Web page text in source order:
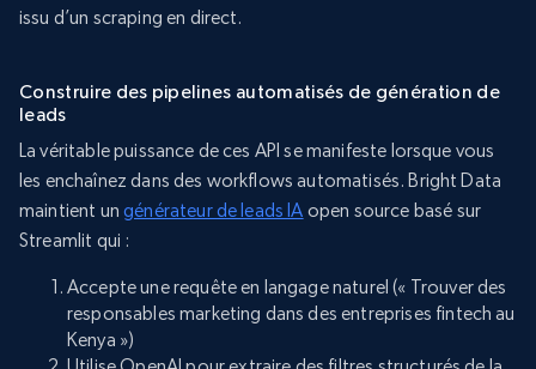
issu d’un scraping en direct.
Construire des pipelines automatisés de génération de
leads
La véritable puissance de ces API se manifeste lorsque vous
les enchaînez dans des workflows automatisés. Bright Data
maintient ungénérateur de leads IA open source basé sur
Streamlit qui :
Accepte une requête en langage naturel (« Trouver des
responsables marketing dans des entreprises fintech au
Kenya »)